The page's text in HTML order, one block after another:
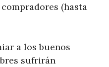
(hasta
a los buenos
sufrirán